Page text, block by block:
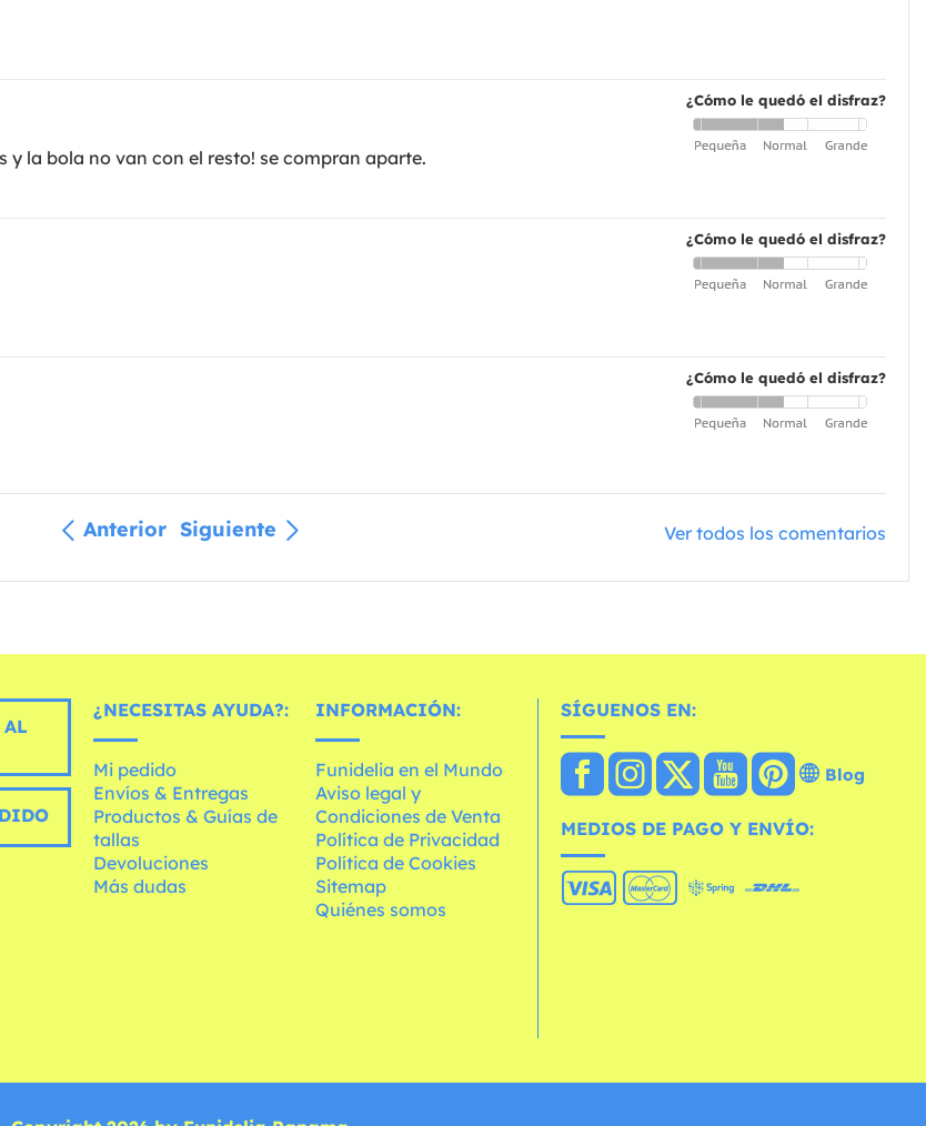
¿Cómo le quedó el disfraz?
y la bola no van con el resto! se compran aparte.
¿Cómo le quedó el disfraz?
¿Cómo le quedó el disfraz?
Anterior Siguiente Ver todos los comentarios
¿NECESITAS AYUDA?:
Mi pedido
Envíos & Entregas
Productos & Guías de
tallas
Devoluciones
Más dudas
INFORMACIÓN:
Funidelia en el Mundo
Aviso legal y
Condiciones de Venta
Política de Privacidad
Política de Cookies
Sitemap
Quiénes somos
SÍGUENOS EN:
Blog
MEDIOS DE PAGO Y ENVÍO: